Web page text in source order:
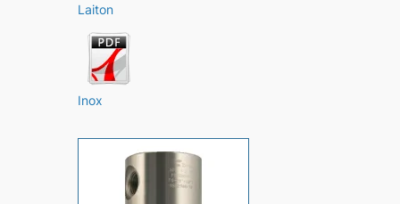
Laiton
Inox